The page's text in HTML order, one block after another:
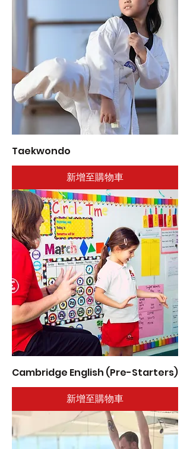
Taekwondo
新增至購物車
Cambridge English (Pre-Starters)
新增至購物車